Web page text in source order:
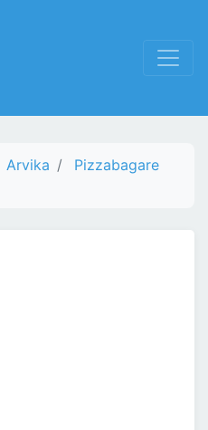
Arvika
Pizzabagare